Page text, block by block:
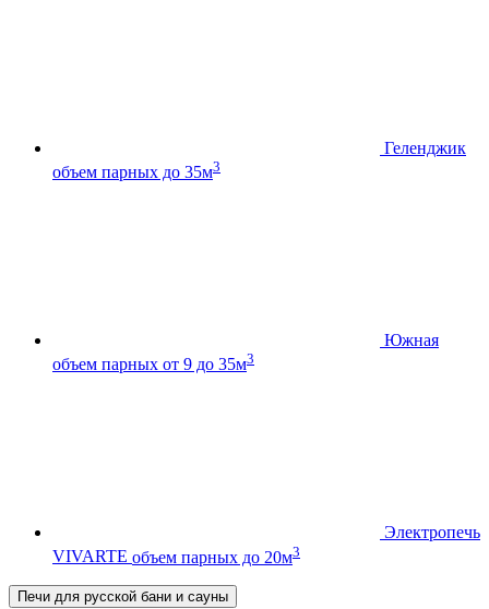
Геленджик
объем парных до 35м3
Южная
объем парных от 9 до 35м3
Электропечь
VIVARTE объем парных до 20м3
Печи для русской бани и сауны